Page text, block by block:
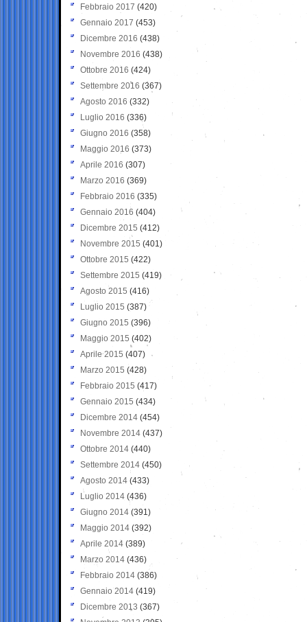
Febbraio 2017 (420)
Gennaio 2017 (453)
Dicembre 2016 (438)
Novembre 2016 (438)
Ottobre 2016 (424)
Settembre 2016 (367)
Agosto 2016 (332)
Luglio 2016 (336)
Giugno 2016 (358)
Maggio 2016 (373)
Aprile 2016 (307)
Marzo 2016 (369)
Febbraio 2016 (335)
Gennaio 2016 (404)
Dicembre 2015 (412)
Novembre 2015 (401)
Ottobre 2015 (422)
Settembre 2015 (419)
Agosto 2015 (416)
Luglio 2015 (387)
Giugno 2015 (396)
Maggio 2015 (402)
Aprile 2015 (407)
Marzo 2015 (428)
Febbraio 2015 (417)
Gennaio 2015 (434)
Dicembre 2014 (454)
Novembre 2014 (437)
Ottobre 2014 (440)
Settembre 2014 (450)
Agosto 2014 (433)
Luglio 2014 (436)
Giugno 2014 (391)
Maggio 2014 (392)
Aprile 2014 (389)
Marzo 2014 (436)
Febbraio 2014 (386)
Gennaio 2014 (419)
Dicembre 2013 (367)